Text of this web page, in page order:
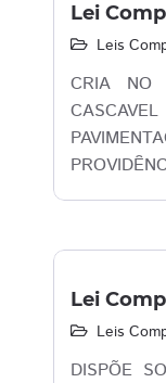
Lei
Leis
CRIA NO
Lei
Leis
DISPÕE